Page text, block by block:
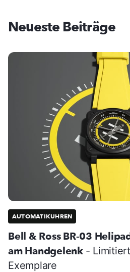
Neueste Beiträge
AUTOMATIKUHREN
Bell & Ross BR-03
am Handgelenk -
Exemplare